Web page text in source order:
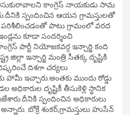
కాంగ్రెస్ నాయ‌కుడు సామ
స్పందించిన ఆయన గ్రామస్తులతో
పరిశీలించడంతో పాటు గ్రామంలో వరద
కూడా సందర్శించి
పార్టీ నియోజకవర్గ ఇన్చార్జి కంది
జిల్లా ఇన్చార్జి మంత్రి సీతక్క దృష్టికి
దిశగా చర్యలు
హామీ ఇచ్చారు.అంతకు ముందు రోడ్డు
దృష్టికీ తీసుకెళ్లి స్థానిక
స్పందించిన అధికారులు
బోక్రే శంకర్,గ్రామస్తులు హుసేన్